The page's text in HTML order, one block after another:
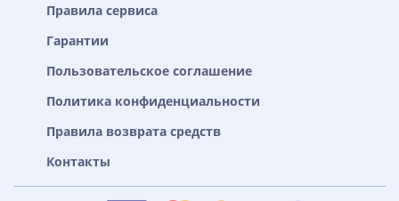
Правила сервиса
Гарантии
Пользовательское соглашение
Политика конфиденциальности
Правила возврата средств
Контакты